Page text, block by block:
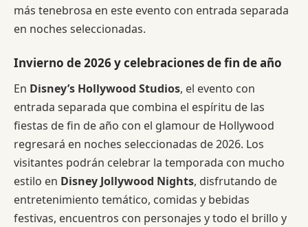
más tenebrosa en este evento con entrada separada
en noches seleccionadas.
Invierno de 2026 y celebraciones de fin de año
En Disney’s Hollywood Studios, el evento con
entrada separada que combina el espíritu de las
fiestas de fin de año con el glamour de Hollywood
regresará en noches seleccionadas de 2026. Los
visitantes podrán celebrar la temporada con mucho
estilo en Disney Jollywood Nights, disfrutando de
entretenimiento temático, comidas y bebidas
festivas, encuentros con personajes y todo el brillo y